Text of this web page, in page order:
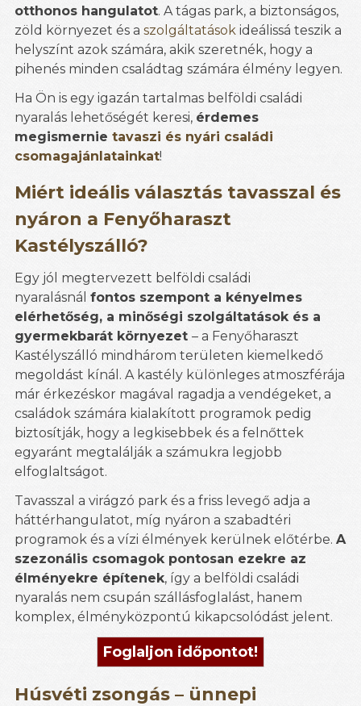
otthonos hangulatot. A tágas park, a biztonságos,
zöld környezet és a szolgáltatások ideálissá teszik a
helyszínt azok számára, akik szeretnék, hogy a
pihenés minden családtag számára élmény legyen.
Ha Ön is egy igazán tartalmas belföldi családi
nyaralás lehetőségét keresi, érdemes
megismernie tavaszi és nyári családi
csomagajánlatainkat!
Miért ideális választás tavasszal és
nyáron a Fenyőharaszt
Kastélyszálló?
Egy jól megtervezett belföldi családi
nyaralásnál fontos szempont a kényelmes
elérhetőség, a minőségi szolgáltatások és a
gyermekbarát környezet – a Fenyőharaszt
Kastélyszálló mindhárom területen kiemelkedő
megoldást kínál. A kastély különleges atmoszférája
már érkezéskor magával ragadja a vendégeket, a
családok számára kialakított programok pedig
biztosítják, hogy a legkisebbek és a felnőttek
egyaránt megtalálják a számukra legjobb
elfoglaltságot.
Tavasszal a virágzó park és a friss levegő adja a
háttérhangulatot, míg nyáron a szabadtéri
programok és a vízi élmények kerülnek előtérbe. A
szezonális csomagok pontosan ezekre az
élményekre építenek, így a belföldi családi
nyaralás nem csupán szállásfoglalást, hanem
komplex, élményközpontú kikapcsolódást jelent.
Foglaljon időpontot!
Húsvéti zsongás – ünnepi